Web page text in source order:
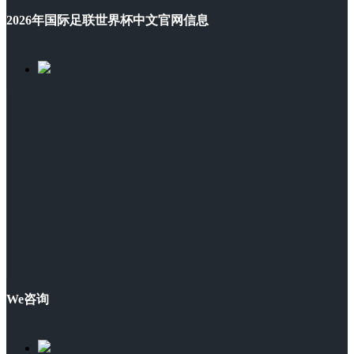
2026年国际足联世界杯中文官网信息
We咨询